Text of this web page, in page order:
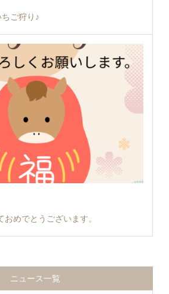
ご狩り♪
めでとうございます。
ニュース一覧